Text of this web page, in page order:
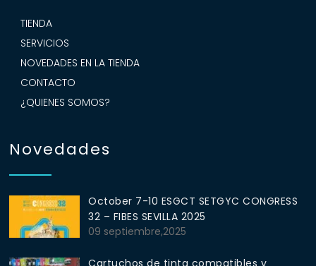
TIENDA
SERVICIOS
NOVEDADES EN LA TIENDA
CONTACTO
¿QUIENES SOMOS?
Novedades
October 7-10 ESGCT SETGYC CONGRESS
32 – FIBES SEVILLA 2025
09 septiembre,2025